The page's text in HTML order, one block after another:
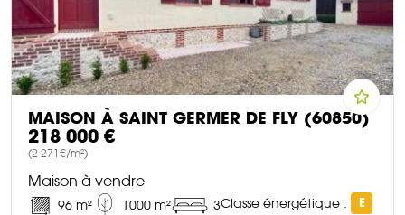
MAISON À SAINT GERMER DE FLY (60850)
218 000 €
(2 271€/m²)
Maison à vendre
96 m² 1000 m² 3Classe énergétique : E